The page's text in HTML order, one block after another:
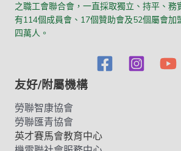
之職工會聯合會，一直採取獨立、持平、務
有114個成員會、17個贊助會及52個屬會加
四萬人。
友好/附屬機構
勞聯智康協會
勞聯匯青協會
英才賽馬會教育中心